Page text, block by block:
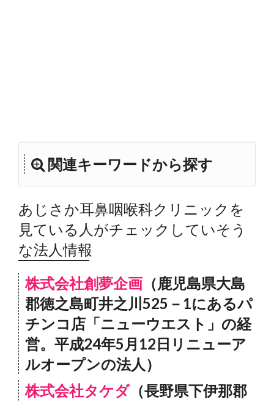
関連キーワードから探す
あじさか耳鼻咽喉科クリニックを
見ている人がチェックしていそう
な法人情報
株式会社創夢企画 （鹿児島県大島
郡徳之島町井之川525－1にあるパ
チンコ店「ニューウエスト」の経
営。平成24年5月12日リニューア
ルオープンの法人）
株式会社タケダ（長野県下伊那郡